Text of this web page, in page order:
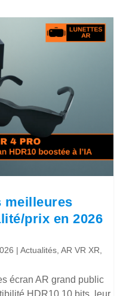
meilleures
prix en 2026
|Actualités ,AR VR XR
écran AR grand public
HDR10 10 bits, leur